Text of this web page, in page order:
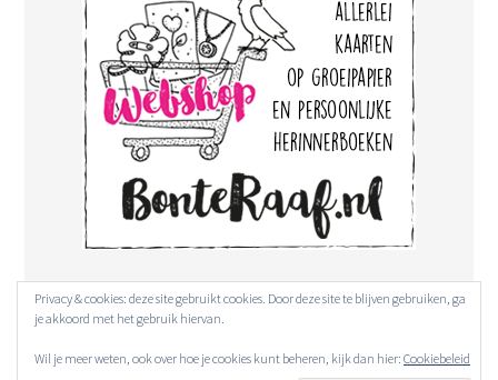
Privacy & cookies: deze site gebruikt cookies. Door deze site te blijven gebruiken, ga
je akkoord met het gebruik hiervan.
Wil je meer weten, ook over hoe je cookies kunt beheren, kijk dan hier: Cookiebeleid